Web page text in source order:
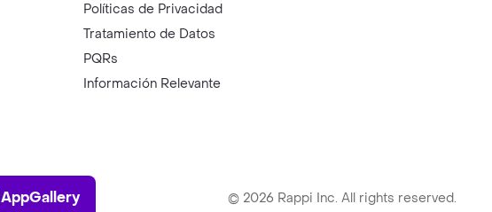
Políticas de Privacidad
Tratamiento de Datos
PQRs
Información Relevante
AppGallery
AppGallery © 2026 Rappi Inc. All rights reserved.